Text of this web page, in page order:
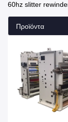
60hz slitter
Προϊόντα